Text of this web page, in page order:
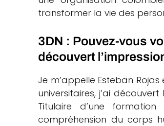
transformer la vie des
3DN : Pouvez-vous
découvert
Je m’appelle Esteban
universitaires, j’ai
Titulaire d’une
compréhension du corps